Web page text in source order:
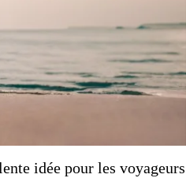
idée pour les voyageurs